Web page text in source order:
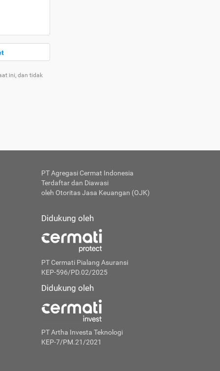
ini, dan tidak
PT Agregasi Cermat Indonesia
Terdaftar dan Diawasi
oleh Otoritas Jasa Keuangan (OJK)
Didukung oleh
PT Cermati Pialang Asuransi
KEP-596/PD.02/2025
Didukung oleh
PT Artha Investa Teknologi
KEP-7/PM.21/2021